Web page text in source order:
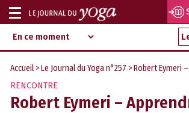
Aller
au
contenu
d‘information
indépendant
Afficher
ou
masquer
la
navigation
Accueil >Le Journal du Yoga n°257 > Robert Eymeri
RENCONTRE
Robert Eymeri –